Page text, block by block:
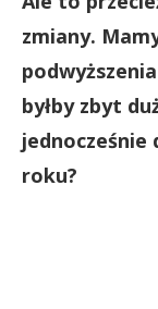
zmiany.
byłby zbyt
jednocześnie
roku?